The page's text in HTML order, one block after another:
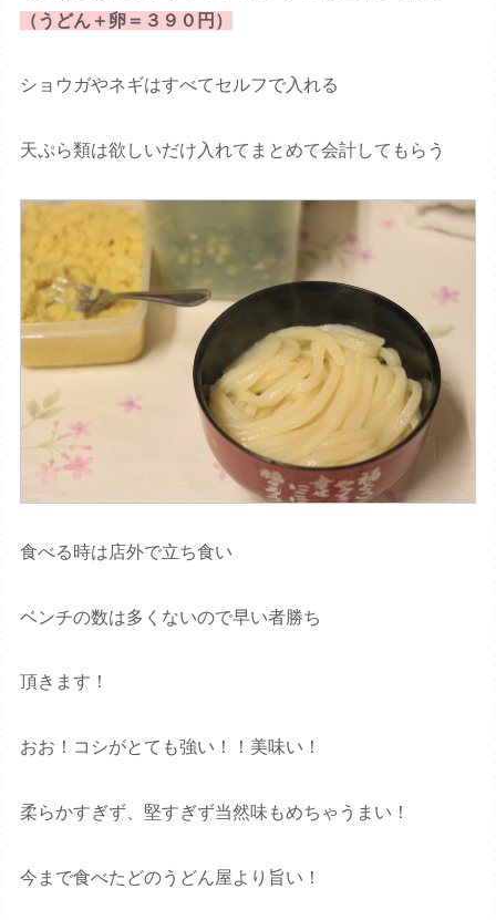
（うどん＋卵＝３９０円）
ショウガやネギはすべてセルフで入れる
天ぷら類は欲しいだけ入れてまとめて会計してもらう
食べる時は店外で立ち食い
ベンチの数は多くないので早い者勝ち
頂きます！
おお！コシがとても強い！！美味い！
柔らかすぎず、堅すぎず当然味もめちゃうまい！
今まで食べたどのうどん屋より旨い！